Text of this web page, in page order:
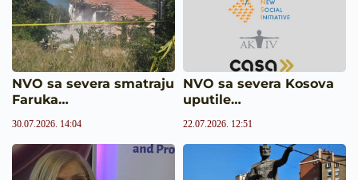
NVO sa severa smatraju
Faruka…
30.07.2026. 14:04
NVO sa severa Kosova
uputile…
22.07.2026. 12:51